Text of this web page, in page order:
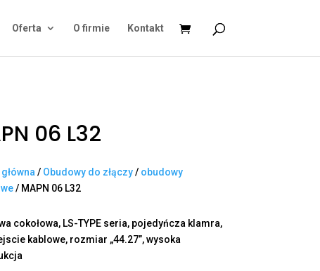
Oferta O firmie Kontakt
06 L32
/ Obudowy do złączy/ obudowy
/ MAPN 06 L32
cokołowa, LS-TYPE seria, pojedyńcza klamra,
kablowe, rozmiar „44.27”, wysoka